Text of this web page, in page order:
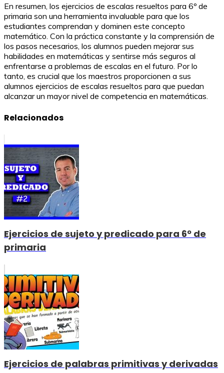
En resumen, los ejercicios de escalas resueltos para 6º de
primaria son una herramienta invaluable para que los
estudiantes comprendan y dominen este concepto
matemático. Con la práctica constante y la comprensión de
los pasos necesarios, los alumnos pueden mejorar sus
habilidades en matemáticas y sentirse más seguros al
enfrentarse a problemas de escalas en el futuro. Por lo
tanto, es crucial que los maestros proporcionen a sus
alumnos ejercicios de escalas resueltos para que puedan
alcanzar un mayor nivel de competencia en matemáticas.
Relacionados
Ejercicios de sujeto y predicado para 6º de
primaria
Ejercicios de palabras primitivas y derivadas